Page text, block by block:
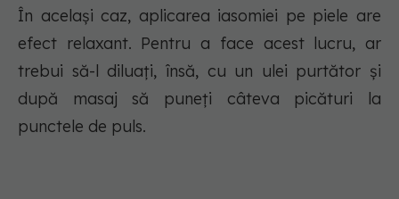
În același caz, aplicarea iasomiei pe piele are
efect relaxant. Pentru a face acest lucru, ar
trebui să-l diluați, însă, cu un ulei purtător și
după masaj să puneți câteva picături la
punctele de puls.